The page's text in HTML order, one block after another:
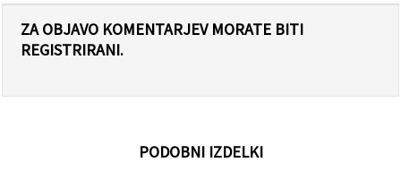
ZA OBJAVO KOMENTARJEV MORATE BITI
REGISTRIRANI.
PODOBNI IZDELKI